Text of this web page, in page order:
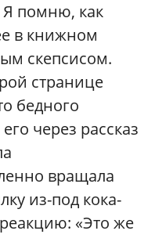
помню, как
в книжном
скепсисом.
странице
бедного
через рассказ
вращала
из-под кока-
«Это же